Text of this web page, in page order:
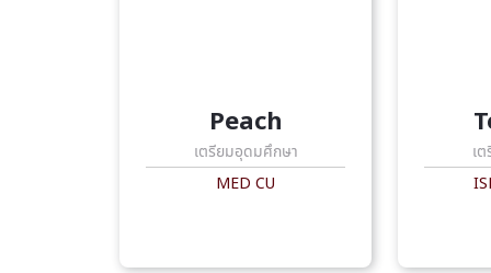
Peach
เตรียมอุดมศึกษา
MED CU
เ